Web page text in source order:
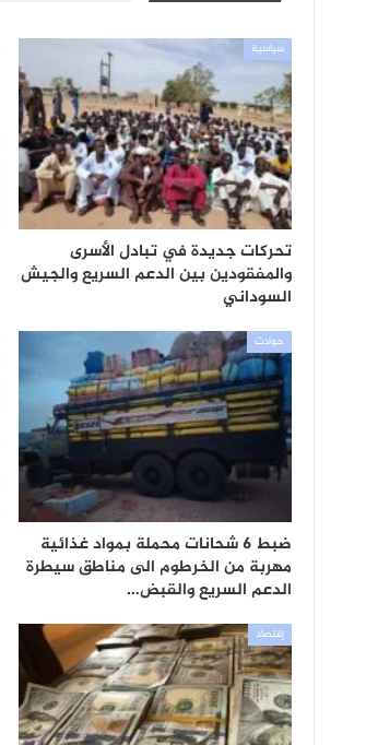
سياسية
تحركات جديدة في تبادل الأسرى
والمفقودين بين الدعم السريع والجيش
السوداني
حوادث
ضبط 6 شحانات محملة بمواد غذائية
مهربة من الخرطوم الى مناطق سيطرة
الدعم السريع والقبض…
إقتصاد